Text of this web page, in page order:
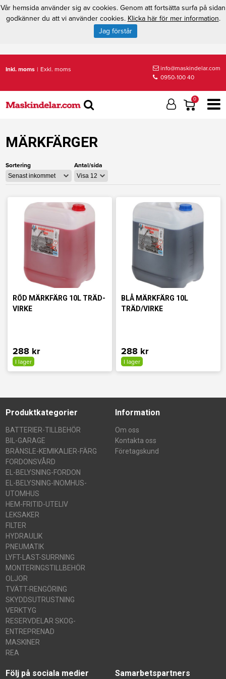
Inkl. moms | Exkl. moms
info@maskindelar.com
0950-100 40
0
MÄRKFÄRGER
Sortering Antal/sida
RÖD MÄRKFÄRG 10L TRÄD-
VIRKE
288 kr
I lager
BLÅ MÄRKFÄRG 10L
TRÄD/VIRKE
288 kr
I lager
Produktkategorier
BATTERIER-TILLBEHÖR
BIL-GARAGE
BRÄNSLE-KEMIKALIER-FÄRG
FORDONSVÅRD
EL-BELYSNING-FORDON
EL-BELYSNING-INOMHUS-
UTOMHUS
HEM-FRITID-UTELIV
LEKSAKER
FILTER
HYDRAULIK
PNEUMATIK
LYFT-LAST-SURRNING
MONTERINGSTILLBEHÖR
OLJOR
TVÄTT-RENGÖRING
SKYDDSUTRUSTNING
VERKTYG
RESERVDELAR SKOG-
ENTREPRENAD
MASKINER
REA
Information
Om oss
Kontakta oss
Företagskund
Följ på sociala medier Samarbetspartners
Vår hemsida använder sig av cookies. Genom att fortsätta surfa på sidan
godkänner du att vi använder cookies. Klicka här för mer information.
Jag förstår